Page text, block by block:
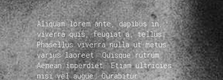
Aliquam lorem ante, dapibus in,
viverra quis, feugiat a, tellus.
Phasellus viverra nulla ut metus
varius laoreet. Quisque rutrum.
Aenean imperdiet. Etiam ultricies
nisi vel augue. Curabitur